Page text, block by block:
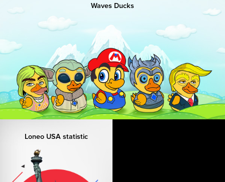
Waves Ducks
Loneo USA statistic